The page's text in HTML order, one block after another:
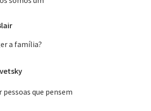
a família?
que pensem